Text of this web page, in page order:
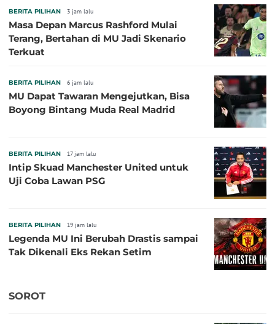
BERITA PILIHAN 3 jam lalu
Masa Depan Marcus Rashford Mulai
Terang, Bertahan di MU Jadi Skenario
Terkuat
BERITA PILIHAN 6 jam lalu
MU Dapat Tawaran Mengejutkan, Bisa
Boyong Bintang Muda Real Madrid
BERITA PILIHAN 17 jam lalu
Intip Skuad Manchester United untuk
Uji Coba Lawan PSG
BERITA PILIHAN 19 jam lalu
Legenda MU Ini Berubah Drastis sampai
Tak Dikenali Eks Rekan Setim
SOROT